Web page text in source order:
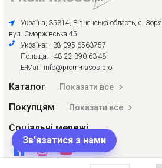
Україна, 35314, Рівненська область, с. Зоря
вул. Сморжівська 45
Україна: +38 095 6563757
Польща: +48 22 390 63 48
E-Mail: info@prom-nasos.pro
Каталог Показати все
Покупцям Показати все
Соціальні мережі
Зв'язатися з нами